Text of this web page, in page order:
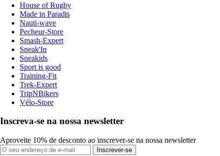
House of Rugby
Made in Paradis
Nauti-wave
Pecheur-Store
Smash-Expert
Sneak'In
Sneakids
Sport is good
Training-Fit
Trek-Expert
TripNBikers
Vélo-Store
Inscreva-se na nossa newsletter
Aproveite 10% de desconto ao inscrever-se na nossa newsletter
Inscrever-se